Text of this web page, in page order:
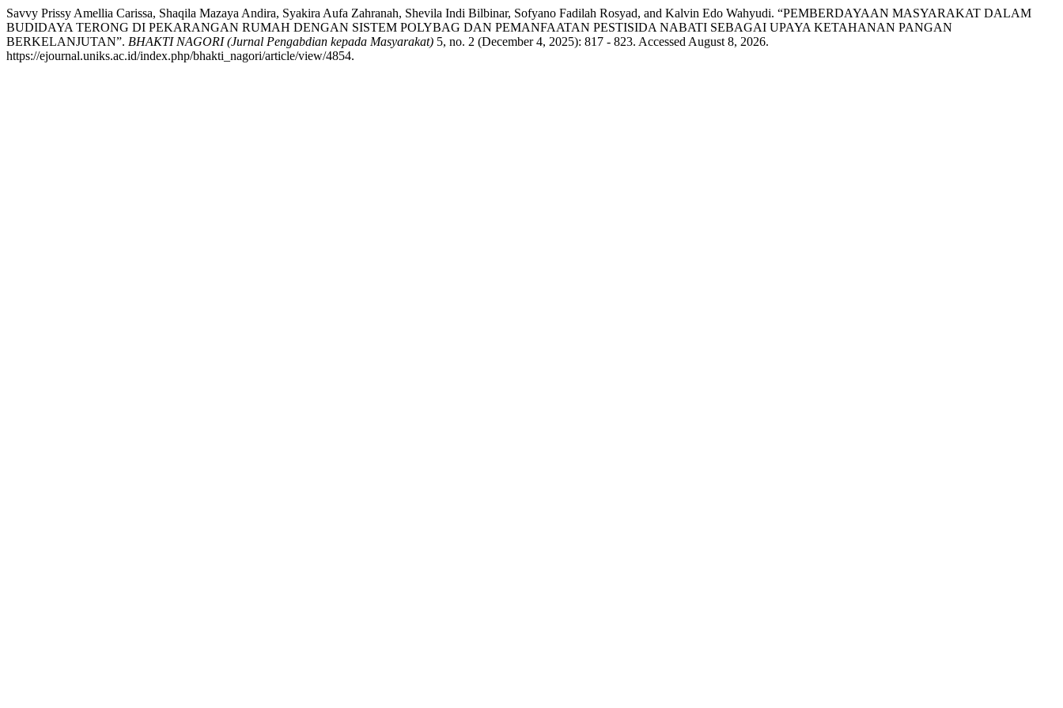
Savvy Prissy Amellia Carissa, Shaqila Mazaya Andira, Syakira Aufa Zahranah, Shevila Indi Bilbinar, Sofyano Fadilah Rosyad, and Kalvin Edo Wahyudi. “PEMBERDAYAAN MASYARAKAT DALAM
BUDIDAYA TERONG DI PEKARANGAN RUMAH DENGAN SISTEM POLYBAG DAN PEMANFAATAN PESTISIDA NABATI SEBAGAI UPAYA KETAHANAN PANGAN
BERKELANJUTAN”. BHAKTI NAGORI (Jurnal Pengabdian kepada Masyarakat) 5, no. 2 (December 4, 2025): 817 - 823. Accessed August 8, 2026.
https://ejournal.uniks.ac.id/index.php/bhakti_nagori/article/view/4854.